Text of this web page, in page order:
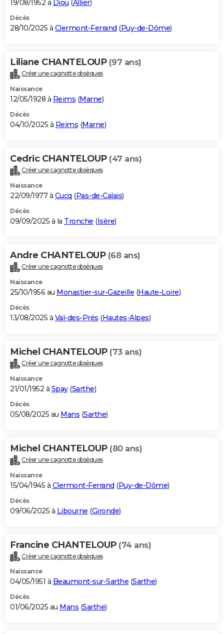
19/08/1952 à Diou (Allier)
Décès
28/10/2025 à Clermont-Ferrand (Puy-de-Dôme)
Liliane CHANTELOUP (97 ans)
Créer une cagnotte obsèques
Naissance
12/05/1928 à Reims (Marne)
Décès
04/10/2025 à Reims (Marne)
Cedric CHANTELOUP (47 ans)
Créer une cagnotte obsèques
Naissance
22/09/1977 à Cucq (Pas-de-Calais)
Décès
09/09/2025 à la Tronche (Isère)
Andre CHANTELOUP (68 ans)
Créer une cagnotte obsèques
Naissance
25/10/1956 au Monastier-sur-Gazeille (Haute-Loire)
Décès
13/08/2025 à Val-des-Prés (Hautes-Alpes)
Michel CHANTELOUP (73 ans)
Créer une cagnotte obsèques
Naissance
21/01/1952 à Spay(Sarthe)
Décès
05/08/2025 au Mans (Sarthe)
Michel CHANTELOUP (80 ans)
Créer une cagnotte obsèques
Naissance
15/04/1945 à Clermont-Ferrand (Puy-de-Dôme)
Décès
09/06/2025 à Libourne (Gironde)
Francine CHANTELOUP (74 ans)
Créer une cagnotte obsèques
Naissance
04/05/1951 à Beaumont-sur-Sarthe (Sarthe)
Décès
01/06/2025 au Mans (Sarthe)